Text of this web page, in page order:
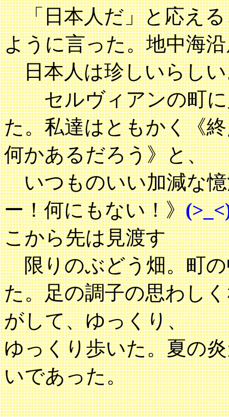
「日本人だ」と応える
ように言った。地中海
日本人は珍しいらしい
セルヴィアンの町に
た。私達はともかく《
何かあるだろう》と、
いつものいい加減な憶
ー！何にもない！》
こから先は見渡す
限りのぶどう畑。町の
た。足の調子の思わし
がして、ゆっくり、
ゆっくり歩いた。夏の
いであった。